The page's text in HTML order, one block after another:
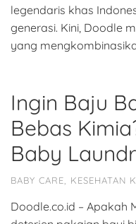
legendaris khas
generasi. Kini, Doodle
yang
Ingin Baju
Bebas
Baby
BABY CARE KESEHATAN
Doodle.co.id – Apakah